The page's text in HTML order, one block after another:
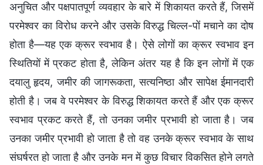
अनुचित और पक्षपातपूर्ण व्यवहार के बारे में शिकायत करते हैं, जिसमें
परमेश्वर का विरोध करने और उसके विरुद्ध चिल्ल-पों मचाने का दोष
होता है—यह एक क्रूर स्वभाव है। ऐसे लोगों का क्रूर स्वभाव इन
स्थितियों में प्रकट होता है, लेकिन अंतर यह है कि इन लोगों में एक
दयालु हृदय, जमीर की जागरूकता, सत्यनिष्ठा और सापेक्ष ईमानदारी
होती है। जब वे परमेश्वर के विरुद्ध शिकायत करते हैं और एक क्रूर
स्वभाव प्रकट करते हैं, तो उनका जमीर प्रभावी हो जाता है। जब
उनका जमीर प्रभावी हो जाता है तो वह उनके क्रूर स्वभाव के साथ
संघर्षरत हो जाता है और उनके मन में कुछ विचार विकसित होने लगते